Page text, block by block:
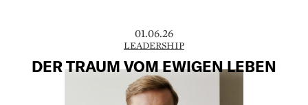
01.06.26
LEADERSHIP
DER TRAUM VOM EWIGEN LEBEN